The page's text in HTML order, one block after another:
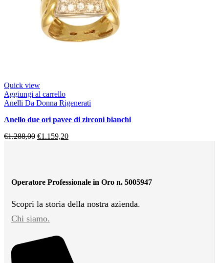
Quick view
Aggiungi al carrello
Anelli Da Donna Rigenerati
anello due ori pavee di zirconi bianchi
€1.288,00 €1.159,20
Operatore Professionale in Oro n. 5005947
Scopri la storia della nostra azienda.
Chi siamo.